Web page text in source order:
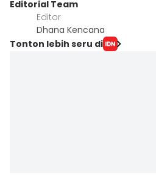
Editorial Team
Editor
Dhana Kencana
Tonton lebih seru di